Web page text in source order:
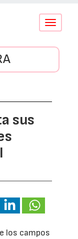
Conmutar
sus
los campos